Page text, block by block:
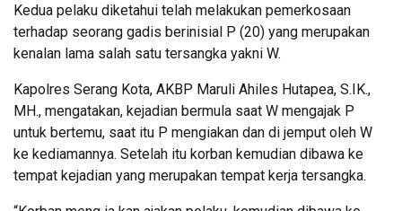
Kedua pelaku diketahui telah melakukan pemerkosaan
terhadap seorang gadis berinisial P (20) yang merupakan
kenalan lama salah satu tersangka yakni W.
Kapolres Serang Kota, AKBP Maruli Ahiles Hutapea, S.IK.,
MH., mengatakan, kejadian bermula saat W mengajak P
untuk bertemu, saat itu P mengiakan dan di jemput oleh W
ke kediamannya. Setelah itu korban kemudian dibawa ke
tempat kejadian yang merupakan tempat kerja tersangka.